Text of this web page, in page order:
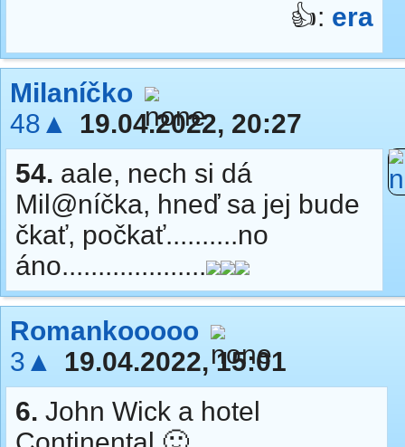
👍: era
Milaníčko
48▲
19.04.2022, 20:27
54. aale, nech si dá
Mil@níčka, hneď sa jej bude
čkať, počkať..........no
áno....................
Romankooooo
3▲
19.04.2022, 15:01
6. John Wick a hotel